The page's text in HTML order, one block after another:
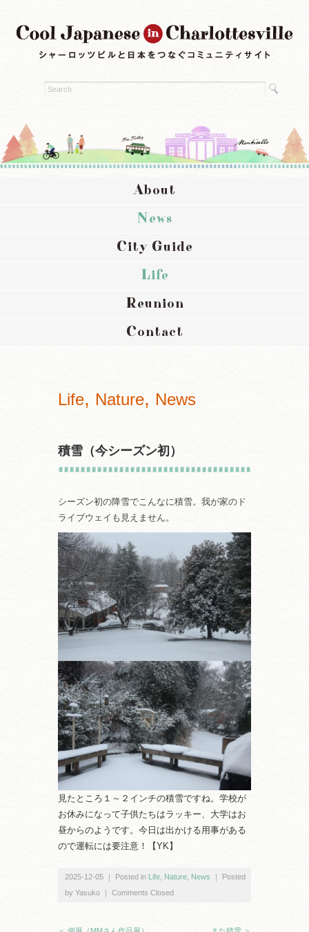
About
News
City Guide
Life
Reunion
Contact
Life, Nature, News
積雪（今シーズン初）
シーズン初の降雪でこんなに積雪。我が家のド
ライブウェイも見えません。
見たところ１～２インチの積雪ですね。学校が
お休みになって子供たちはラッキー、大学はお
昼からのようです。今日は出かける用事がある
ので運転には要注意！【YK】
2025-12-05 ｜ Posted in Life Nature News ｜ Posted
by Yasuko ｜ Comments Closed